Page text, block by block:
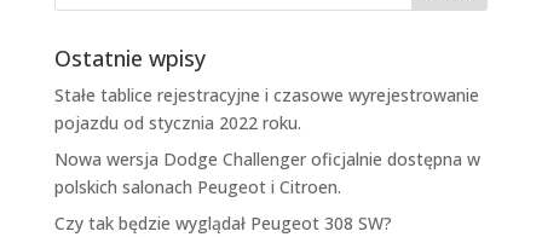
Ostatnie wpisy
Stałe tablice rejestracyjne i czasowe wyrejestrowanie
pojazdu od stycznia 2022 roku.
Nowa wersja Dodge Challenger oficjalnie dostępna w
polskich salonach Peugeot i Citroen.
Czy tak będzie wyglądał Peugeot 308 SW?